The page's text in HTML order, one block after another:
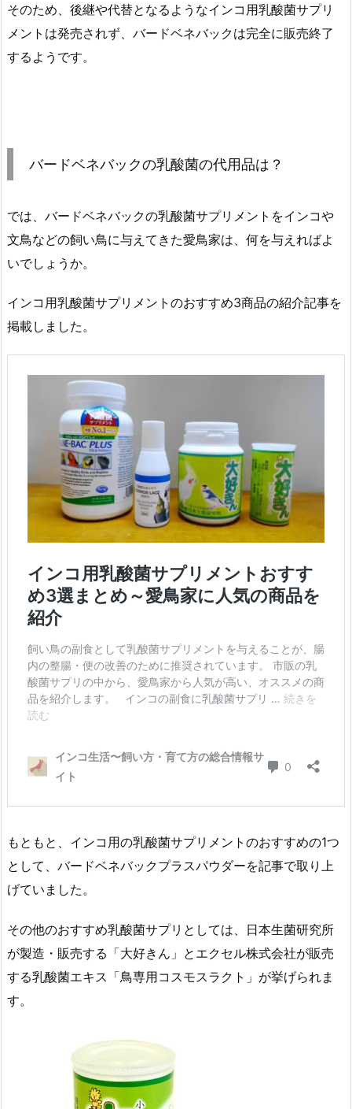
そのため、後継や代替となるようなインコ用乳酸菌サプリ
メントは発売されず、バードベネバックは完全に販売終了
するようです。
バードベネバックの乳酸菌の代用品は？
では、バードベネバックの乳酸菌サプリメントをインコや
文鳥などの飼い鳥に与えてきた愛鳥家は、何を与えればよ
いでしょうか。
インコ用乳酸菌サプリメントのおすすめ3商品の紹介記事を
掲載しました。
もともと、インコ用の乳酸菌サプリメントのおすすめの1つ
として、バードベネバックプラスパウダーを記事で取り上
げていました。
その他のおすすめ乳酸菌サプリとしては、日本生菌研究所
が製造・販売する「大好きん」とエクセル株式会社が販売
する乳酸菌エキス「鳥専用コスモスラクト」が挙げられま
す。